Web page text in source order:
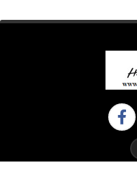
เดี่ยวหรูสไตล์ฝรั่งเศส วิวภูเขา